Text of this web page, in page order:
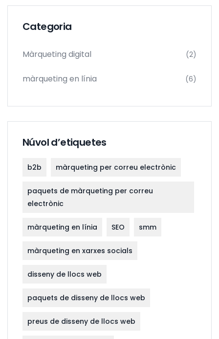
Categoria
Màrqueting digital (2)
màrqueting en línia (6)
Núvol d’etiquetes
b2b màrqueting per correu electrònic
paquets de màrqueting per correu
electrònic
màrqueting en línia SEO smm
màrqueting en xarxes socials
disseny de llocs web
paquets de disseny de llocs web
preus de disseny de llocs web